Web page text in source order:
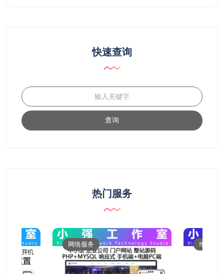
快速查询
查询
热门服务
网络服务 维修服